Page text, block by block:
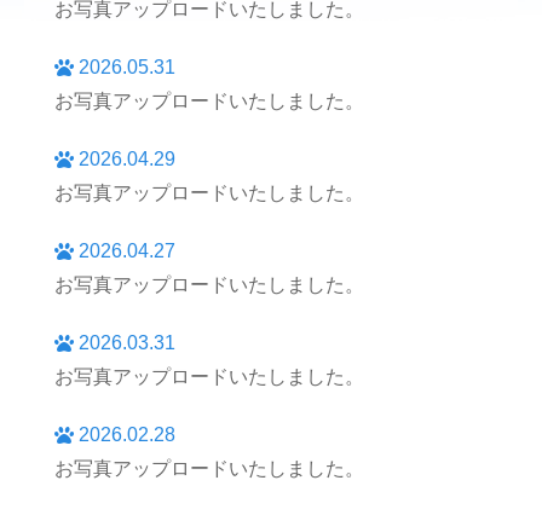
お写真アップロードいたしました。
2026.05.31
お写真アップロードいたしました。
2026.04.29
お写真アップロードいたしました。
2026.04.27
お写真アップロードいたしました。
2026.03.31
お写真アップロードいたしました。
2026.02.28
お写真アップロードいたしました。